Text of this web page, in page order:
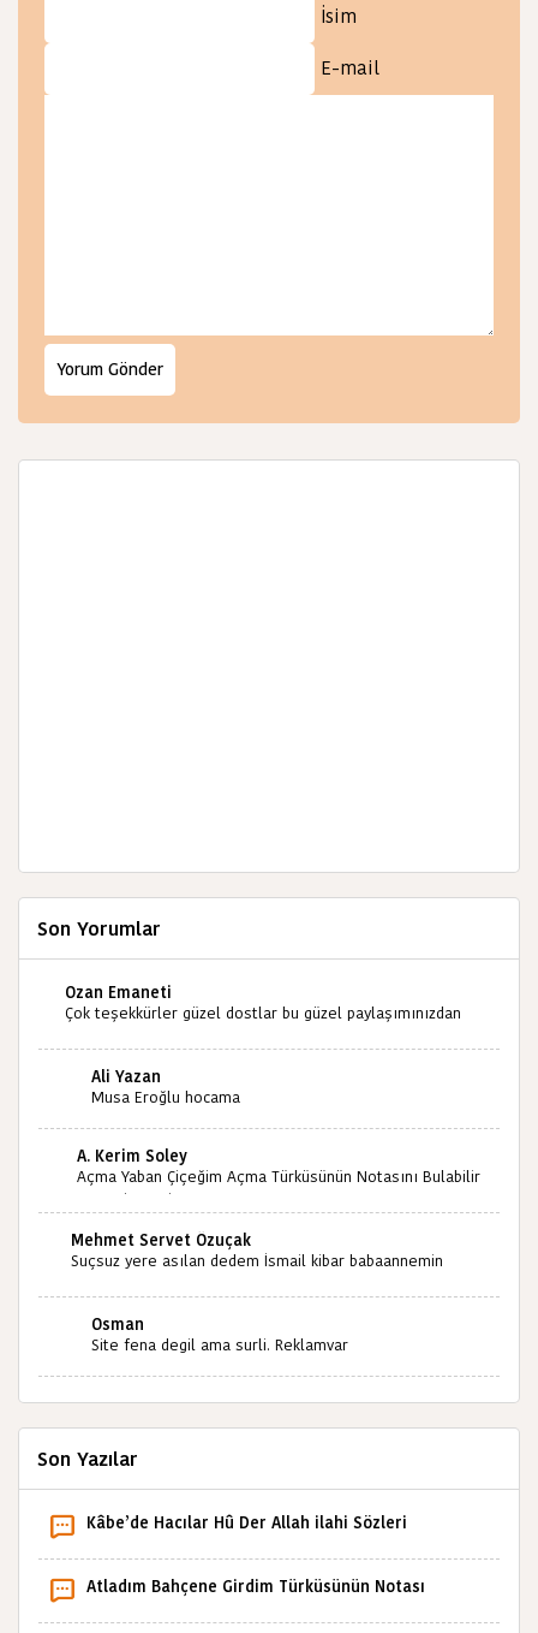
İsim
E-mail
Son Yorumlar
Ozan Emaneti
Çok teşekkürler güzel dostlar bu güzel paylaşımınızdan
ölmeyecektir tekrar teşekkürler saygılarımla
Ali Yazan
Musa Eroğlu hocama
A. Kerim Soley
Açma Yaban Çiçeğim Açma Türküsünün Notasını Bulabilir
miyiz ?İlginiz İçin Şimdiden Teşekkürler.
Mehmet Servet Özuçak
Suçsuz yere asılan dedem İsmail kibar babaannemin
Osman
Site fena degil ama surli. Reklamvar
Son Yazılar
Kâbe’de Hacılar Hû Der Allah ilahi Sözleri
Atladım Bahçene Girdim Türküsünün Notası